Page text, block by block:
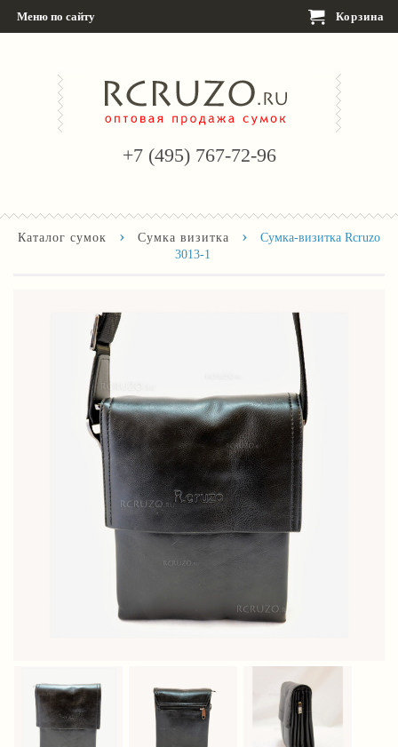
Меню по сайту Корзина
+7 (495) 767-72-96
Каталог сумок › Сумка визитка ›
Сумка-визитка Rcruzo
3013-1